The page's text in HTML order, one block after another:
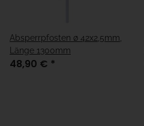
Absperrpfosten ø 42x2,5mm,
Länge 1300mm
48,90 € *